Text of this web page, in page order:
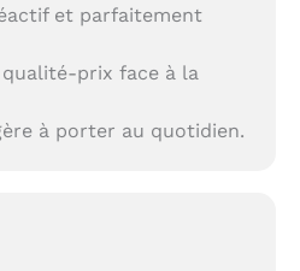
et parfaitement
prix face à la
à porter au quotidien.